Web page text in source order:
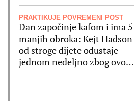
PRAKTIKUJE POVREMENI POST
Dan započinje kafom i ima 5
manjih obroka: Kejt Hadson
od stroge dijete odustaje
jednom nedeljno zbog ovog